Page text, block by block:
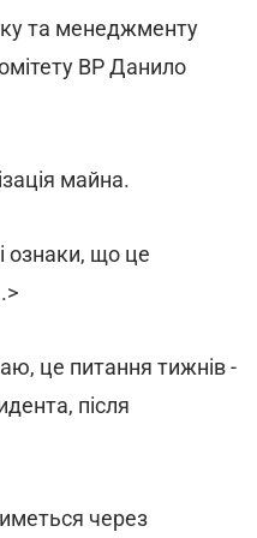
та менеджменту
ВР Данило
майна.
ознаки, що це
це питання тижнів -
після
через